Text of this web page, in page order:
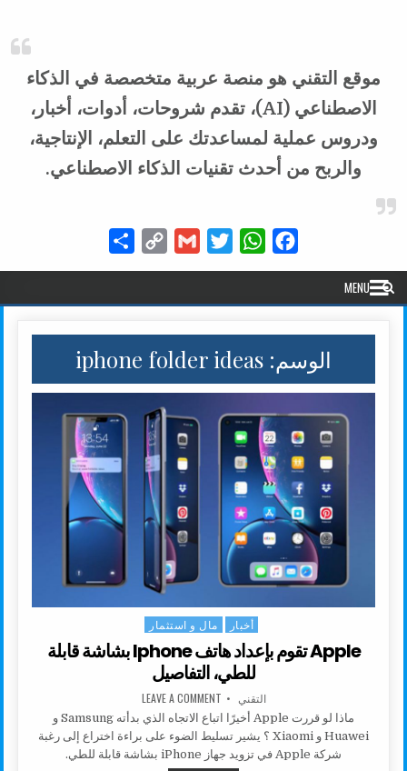
موقع التقني هو منصة عربية متخصصة في الذكاء
الاصطناعي (AI)، تقدم شروحات، أدوات، أخبار،
ودروس عملية لمساعدتك على التعلم، الإنتاجية،
والربح من أحدث تقنيات الذكاء الاصطناعي.
Facebook
WhatsApp
Twitter
Gmail
Copy
MENU
الوسم: iphone folder ideas
Posted in
أخبار مال و استثمار
Apple تقوم بإعداد هاتف Iphone بشاشة قابلة
للطي، التفاصيل
AUTHOR:
التقني LEAVE A COMMENTON APPLE تقوم بإعداد هاتف IPHONE بشاشة قابلة للطي، التفاصيل
ماذا لو قررت Apple أخيرًا اتباع الاتجاه الذي بدأته Samsung و
Huawei و Xiaomi ؟ يشير تسليط الضوء على براءة اختراع إلى رغبة
شركة Apple في تزويد جهاز iPhone بشاشة قابلة للطي.